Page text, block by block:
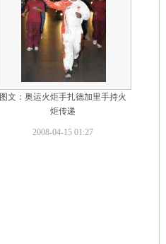
图文：奥运火炬手扎德加里手持火
炬传递
2008-04-15 01:27